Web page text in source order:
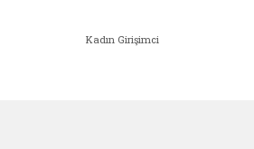
Kadın Girişimci